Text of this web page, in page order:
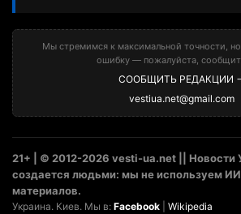
Мы стремимся к максимальной точности,
ошибку — пожалуйста,
СООБЩИТЬ РЕДАКЦИИ
vestiua.net@gmail.com
21+ | © 2012-2026 vesti-ua.net || Новости
создается людьми: мы не используем
материалов.
Украина. Киев. Мы в: Facebook Wikipedia